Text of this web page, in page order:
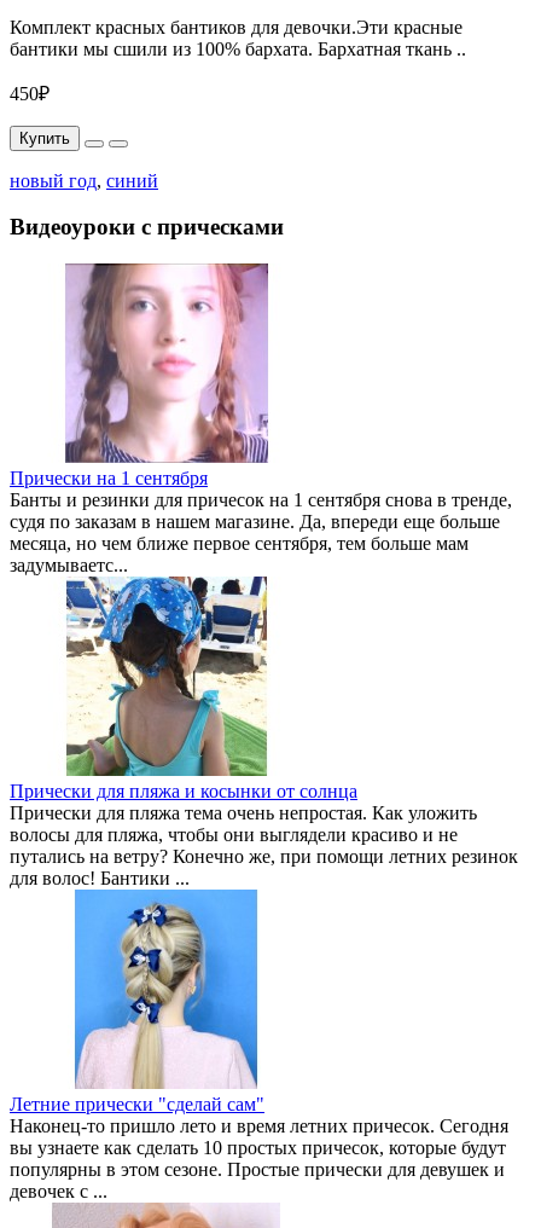
Комплект красных бантиков для девочки.Эти красные
бантики мы сшили из 100% бархата. Бархатная ткань ..
450₽
Купить
новый год, синий
Видеоуроки с прическами
Прически на 1 сентября
Банты и резинки для причесок на 1 сентября снова в тренде,
судя по заказам в нашем магазине. Да, впереди еще больше
месяца, но чем ближе первое сентября, тем больше мам
задумываетс...
Прически для пляжа и косынки от солнца
Прически для пляжа тема очень непростая. Как уложить
волосы для пляжа, чтобы они выглядели красиво и не
путались на ветру? Конечно же, при помощи летних резинок
для волос! Бантики ...
Летние прически "сделай сам"
Наконец-то пришло лето и время летних причесок. Сегодня
вы узнаете как сделать 10 простых причесок, которые будут
популярны в этом сезоне. Простые прически для девушек и
девочек с ...